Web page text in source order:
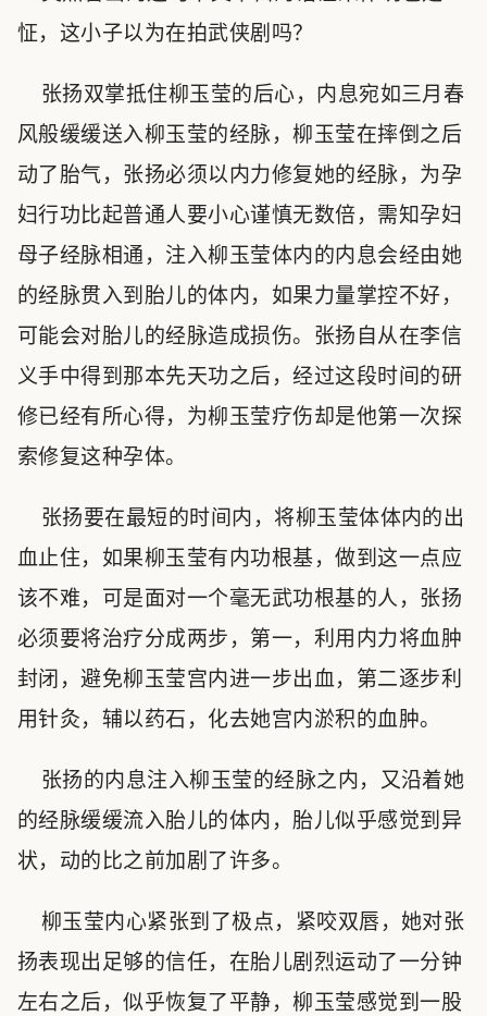
怔，这小子以为在拍武侠剧吗？
张扬双掌抵住柳玉莹的后心，内息宛如三月春
风般缓缓送入柳玉莹的经脉，柳玉莹在摔倒之后
动了胎气，张扬必须以内力修复她的经脉，为孕
妇行功比起普通人要小心谨慎无数倍，需知孕妇
母子经脉相通，注入柳玉莹体内的内息会经由她
的经脉贯入到胎儿的体内，如果力量掌控不好，
可能会对胎儿的经脉造成损伤。张扬自从在李信
义手中得到那本先天功之后，经过这段时间的研
修已经有所心得，为柳玉莹疗伤却是他第一次探
索修复这种孕体。
张扬要在最短的时间内，将柳玉莹体体内的出
血止住，如果柳玉莹有内功根基，做到这一点应
该不难，可是面对一个毫无武功根基的人，张扬
必须要将治疗分成两步，第一，利用内力将血肿
封闭，避免柳玉莹宫内进一步出血，第二逐步利
用针灸，辅以药石，化去她宫内淤积的血肿。
张扬的内息注入柳玉莹的经脉之内，又沿着她
的经脉缓缓流入胎儿的体内，胎儿似乎感觉到异
状，动的比之前加剧了许多。
柳玉莹内心紧张到了极点，紧咬双唇，她对张
扬表现出足够的信任，在胎儿剧烈运动了一分钟
左右之后，似乎恢复了平静，柳玉莹感觉到一股